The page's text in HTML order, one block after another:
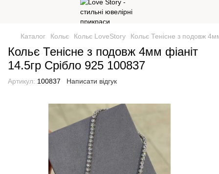
Каталог Кольє Кольє LoveStory Кольє Тенісне з подовж
Кольє Тенісне з подовж 4мм фіаніт
14.5гр Срібло 925 100837
Артикул: 100837 Написати відгук